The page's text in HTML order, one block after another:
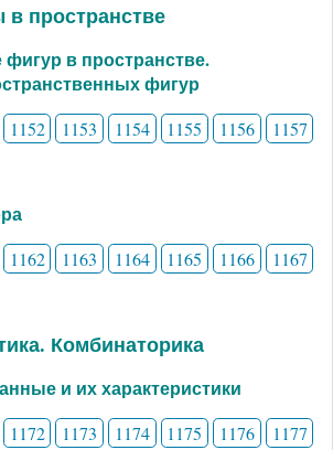
в пространстве
в пространстве.
фигур
1152 1153 1154 1155 1156
1157
1162 1163 1164 1165 1166
1167
Комбинаторика
и их характеристики
1172 1173 1174 1175 1176
1177